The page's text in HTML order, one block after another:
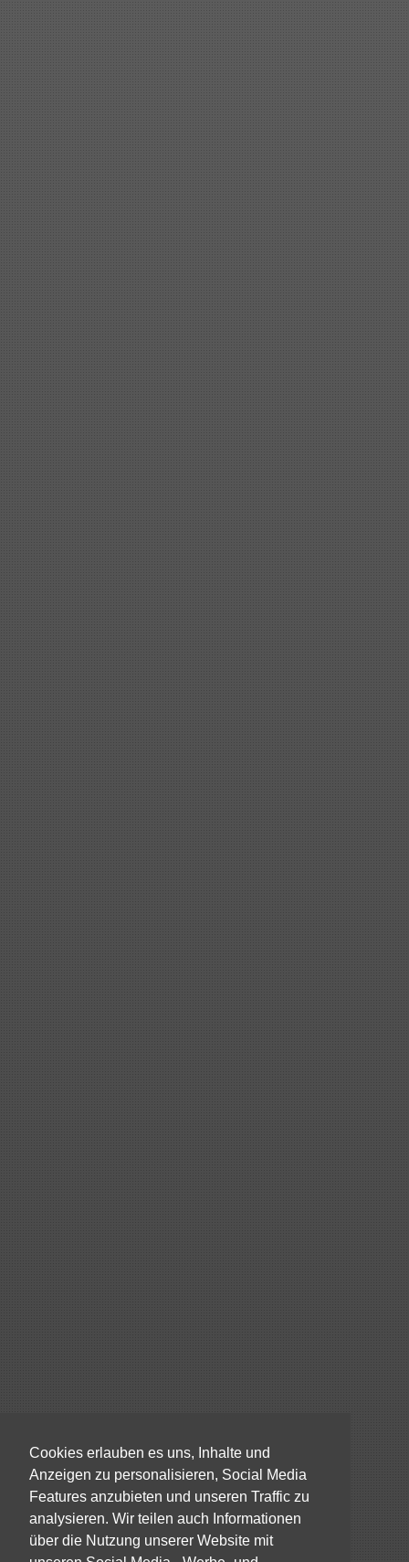
Cookies erlauben es uns, Inhalte und
Anzeigen zu personalisieren, Social Media
Features anzubieten und unseren Traffic zu
analysieren. Wir teilen auch Informationen
über die Nutzung unserer Website mit